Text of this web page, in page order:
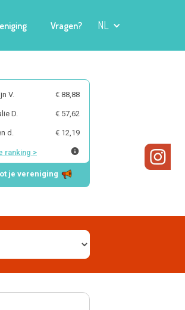
Vragen? NL
V. € 88,88
D. € 57,62
d. € 12,19
ranking >
je vereniging